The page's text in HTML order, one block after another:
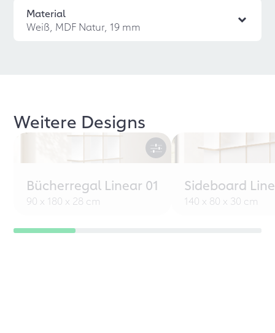
Material
Weiß, MDF Natur, 19 mm
Weitere Designs
Bücherregal Linear 01
90 x 180 x 28 cm
Sideboard
140 x 80 x 30 cm